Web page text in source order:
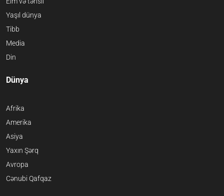
Yaşıl dünya
Tibb
Media
Din
Dünya
Afrika
Amerika
Asiya
Yaxın Şərq
Avropa
Cənubi Qafqaz